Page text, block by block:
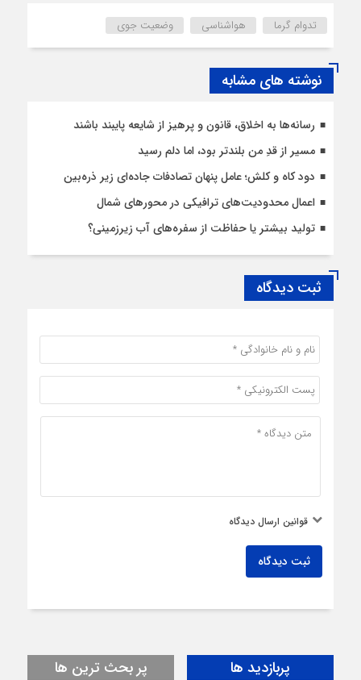
تدوام گرما هواشناسی وضعیت جوی
نوشته های مشابه
رسانه‌ها به اخلاق، قانون و پرهیز از شایعه پایبند باشند
مسیر از قدِ من بلندتر بود، اما دلم رسید
دود کاه و کلش؛ عامل پنهان تصادفات جاده‌ای زیر ذره‌بین
اعمال محدودیت‌‌های ترافیکی در محورهای شمال
تولید بیشتر یا حفاظت از سفره‌های آب زیرزمینی؟
ثبت دیدگاه
قوانین ارسال دیدگاه
ثبت دیدگاه
پربازدید ها پر بحث ترین ها